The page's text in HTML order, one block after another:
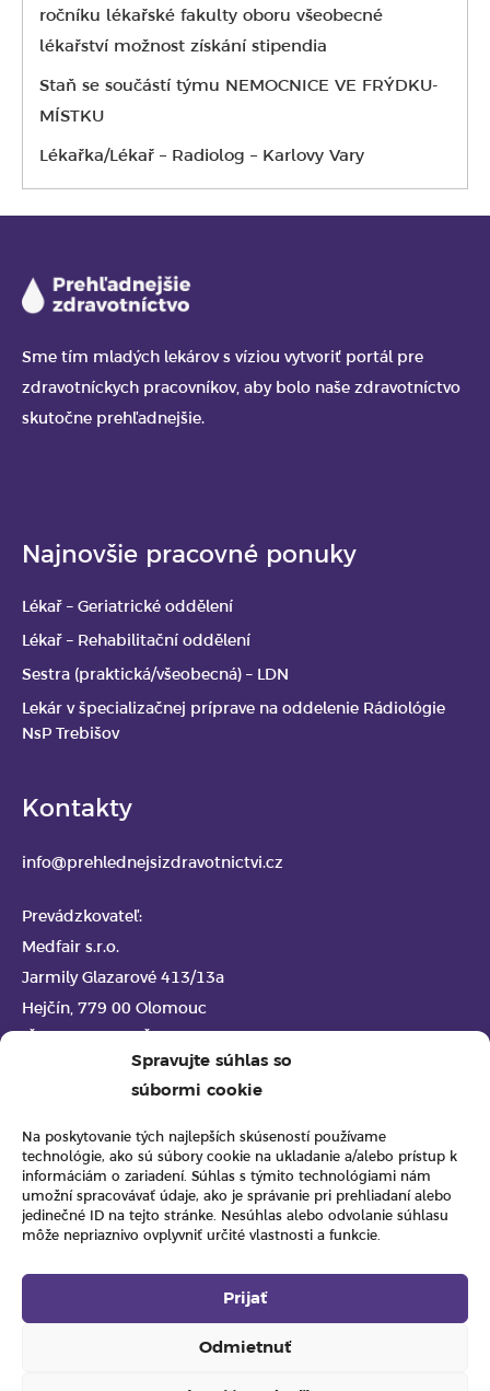
Spravujte súhlas so
súbormi cookie
Na poskytovanie tých najlepších skúseností používame
technológie, ako sú súbory cookie na ukladanie a/alebo prístup k
informáciám o zariadení. Súhlas s týmito technológiami nám
umožní spracovávať údaje, ako je správanie pri prehliadaní alebo
jedinečné ID na tejto stránke. Nesúhlas alebo odvolanie súhlasu
môže nepriaznivo ovplyvniť určité vlastnosti a funkcie.
Prijať
Odmietnuť
ročníku lékařské fakulty oboru všeobecné
lékařství možnost získání stipendia
Staň se součástí týmu NEMOCNICE VE FRÝDKU-
MÍSTKU
Lékařka/Lékař – Radiolog – Karlovy Vary
Sme tím mladých lekárov s víziou vytvoriť portál pre
zdravotníckych pracovníkov, aby bolo naše zdravotníctvo
skutočne prehľadnejšie.
Najnovšie pracovné ponuky
Lékař – Geriatrické oddělení
Lékař – Rehabilitační oddělení
Sestra (praktická/všeobecná) – LDN
Lekár v špecializačnej príprave na oddelenie Rádiológie
NsP Trebišov
Kontakty
info@prehlednejsizdravotnictvi.cz
Prevádzkovateľ:
Medfair s.r.o.
Jarmily Glazarové 413/13a
Hejčín, 779 00 Olomouc
Súhlasím s podmienkami spracovania osobných
údajov.